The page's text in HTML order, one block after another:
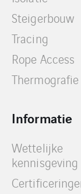
Steigerbouw
Tracing
Rope Access
Thermografie
Informatie
Wettelijke
kennisgeving